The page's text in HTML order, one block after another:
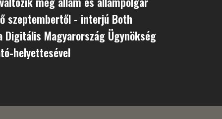
szeptembertől - interjú Both
Digitális Magyarország Ügynökség
helyettesével